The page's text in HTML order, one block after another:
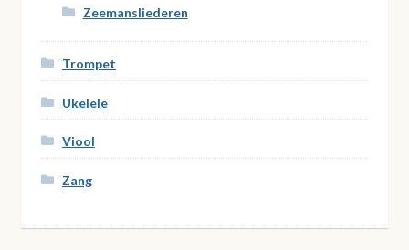
Zeemansliederen
Trompet
Ukelele
Viool
Zang